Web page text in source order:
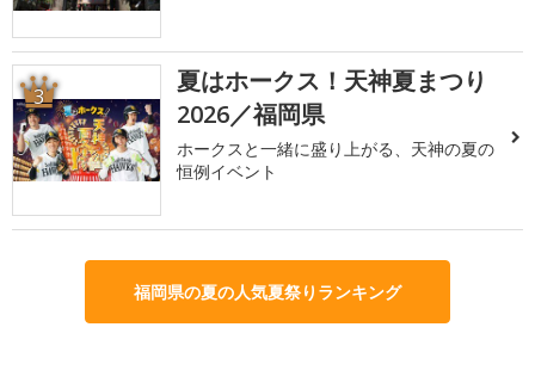
3
夏はホークス！天神夏まつり
2026／福岡県
ホークスと一緒に盛り上がる、天神の夏の
恒例イベント
福岡県の夏の人気夏祭りランキング